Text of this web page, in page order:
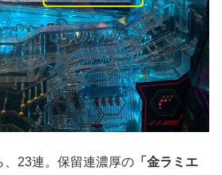
、23連。保留連濃厚の 「金ラミエ